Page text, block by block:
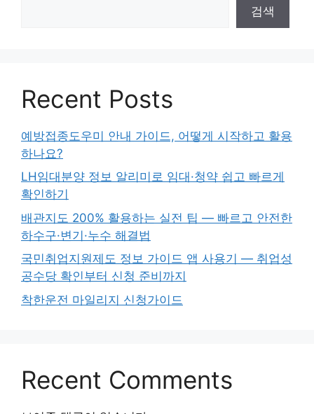
검색
Recent Posts
예방접종도우미 안내 가이드, 어떻게 시작하고 활용
하나요?
LH임대분양 정보 알리미로 임대·청약 쉽고 빠르게
확인하기
배관지도 200% 활용하는 실전 팁 — 빠르고 안전한
하수구·변기·누수 해결법
국민취업지원제도 정보 가이드 앱 사용기 — 취업성
공수당 확인부터 신청 준비까지
착한운전 마일리지 신청가이드
Recent Comments